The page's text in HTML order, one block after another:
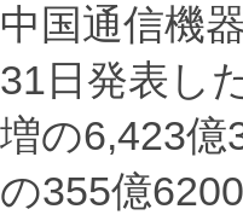
中国通信機
31日発表し
増の6,423億
の355億